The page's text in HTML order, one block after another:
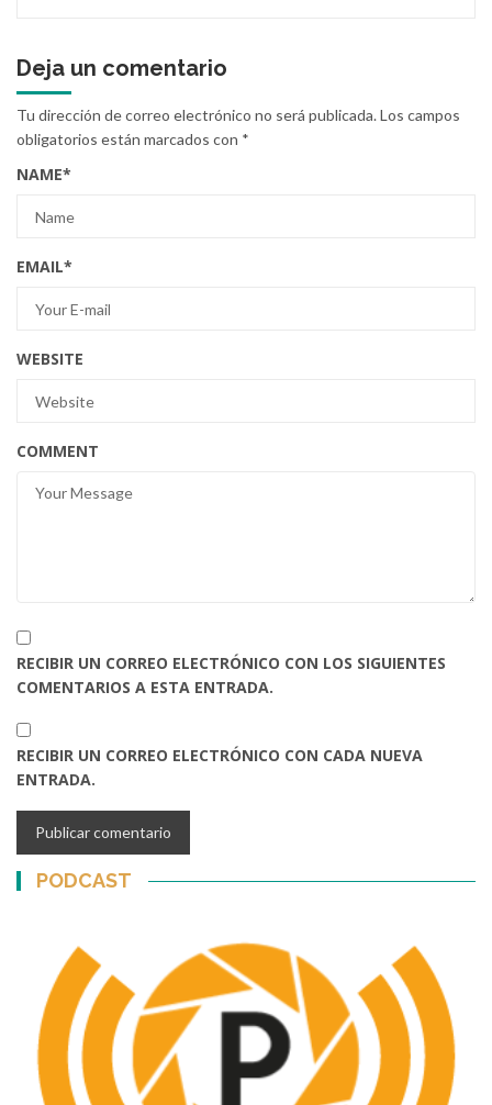
Deja un comentario
Tu dirección de correo electrónico no será publicada.Los campos
obligatorios están marcados con *
NAME*
EMAIL*
WEBSITE
COMMENT
RECIBIR UN CORREO ELECTRÓNICO CON LOS SIGUIENTES
COMENTARIOS A ESTA ENTRADA.
RECIBIR UN CORREO ELECTRÓNICO CON CADA NUEVA
ENTRADA.
PODCAST